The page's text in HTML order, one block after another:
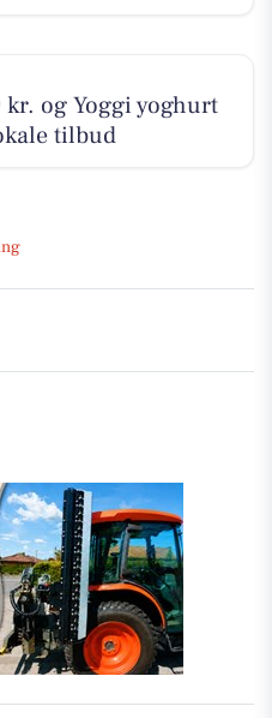
og Yoggi yoghurt
tilbud